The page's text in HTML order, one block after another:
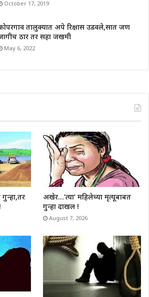
October 17, 2019
तालुक्यात अपे रिक्षास उडवले,सात जण
ठार तर सहा जखमी
May 6, 2022
अखेर…’त्या’ महिलेच्या मृत्यूबाबत
गुन्हा दाखल !
August 7, 2026